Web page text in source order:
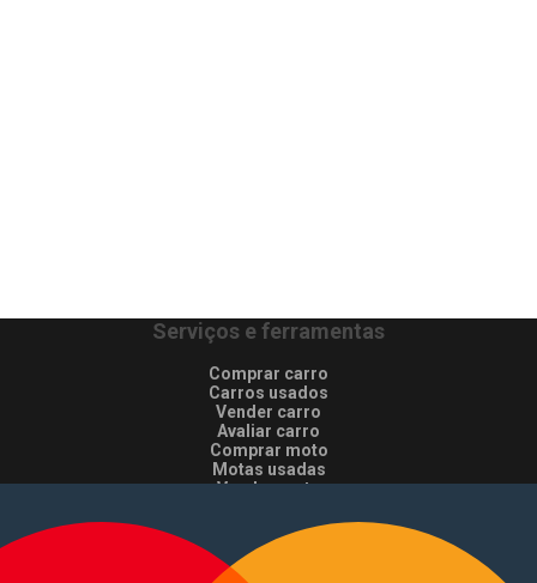
Serviços e ferramentas
Comprar carro
Carros usados
Vender carro
Avaliar carro
Comprar moto
Motas usadas
Vender mota
Comerciais usados
Vender comerciais
Informações